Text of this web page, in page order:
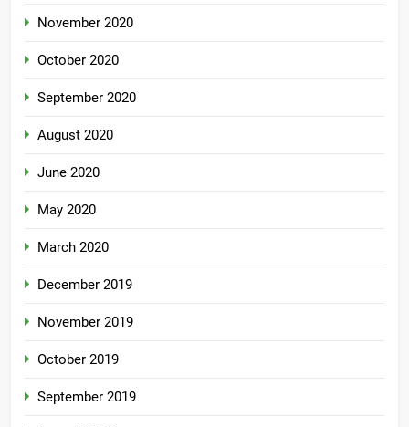
November 2020
October 2020
September 2020
August 2020
June 2020
May 2020
March 2020
December 2019
November 2019
October 2019
September 2019